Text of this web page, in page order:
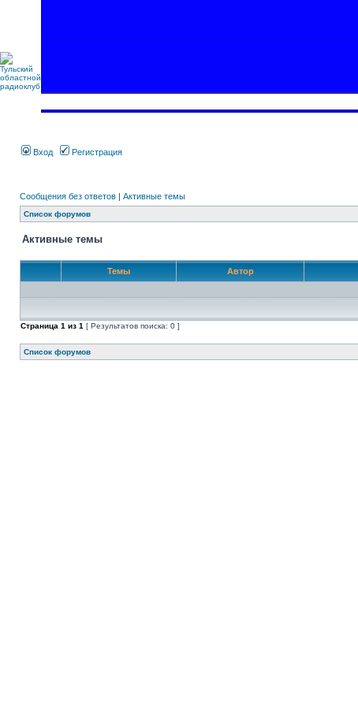
Вход Регистрация
Сообщения без ответов | Активные темы
Список форумов
Активные темы
Темы Автор
Страница 1 из 1 [ Результатов поиска: 0 ]
Список форумов